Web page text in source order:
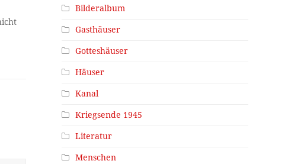
Bilderalbum
Gasthäuser
Gotteshäuser
Häuser
Kanal
Kriegsende 1945
Literatur
Menschen